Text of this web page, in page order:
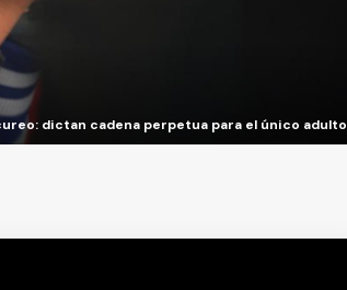
dictan cadena perpetua para el único adulto